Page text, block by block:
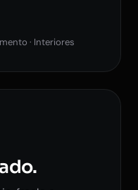
· Interiores